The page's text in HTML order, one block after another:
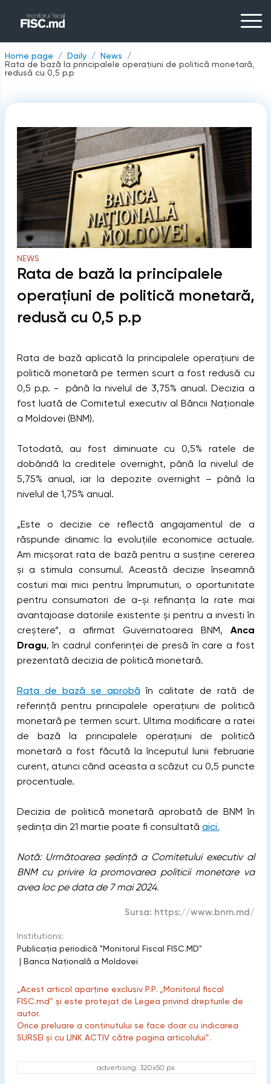
Home page Daily
News
Rata de bază la principalele operațiuni de politică monetară,
redusă cu 0,5 p.p
NEWS
Rata de bază la principalele
operațiuni de politică monetară,
redusă cu 0,5 p.p
Rata de bază aplicată la principalele operațiuni de
politică monetară pe termen scurt a fost redusă cu
0,5 p.p. - până la nivelul de 3,75% anual. Decizia a
fost luată de Comitetul executiv al Băncii Naționale
a Moldovei (BNM).
Totodată, au fost diminuate cu 0,5% ratele de
dobândă la creditele overnight, până la nivelul de
5,75% anual, iar la depozite overnight – până la
nivelul de 1,75% anual.
„Este o decizie ce reflectă angajamentul de a
răspunde dinamic la evoluțiile economice actuale.
Am micșorat rata de bază pentru a susține cererea
și a stimula consumul. Această decizie înseamnă
costuri mai mici pentru împrumuturi, o oportunitate
pentru consumatori de a-și refinanța la rate mai
avantajoase datoriile existente și pentru a investi în
creștere”, a afirmat Guvernatoarea BNM, Anca
Dragu, în cadrul conferinței de presă în care a fost
prezentată decizia de politică monetară.
Rata de bază se aprobăîn calitate de rată de
referinţă pentru principalele operaţiuni de politică
monetară pe termen scurt. Ultima modificare a ratei
de bază la principalele operațiuni de politică
monetară a fost făcută la începutul lunii februarie
curent, atunci când aceasta a scăzut cu 0,5 puncte
procentuale.
Decizia de politică monetară aprobată de BNM în
ședința din 21 martie poate fi consultată aici.
Notă: Următoarea ședință a Comitetului executiv al
BNM cu privire la promovarea politicii monetare va
avea loc pe data de 7 mai 2024.
Sursa: https://www.bnm.md/
Institutions:
Publicaţia periodică "Monitorul Fiscal FISC.MD"
| Banca Naţională a Moldovei
„Acest articol aparține exclusiv P.P. „Monitorul fiscal
FISC.md” și este protejat de Legea privind drepturile de
autor.
Orice preluare a conținutului se face doar cu indicarea
SURSEI și cu LINK ACTIV către pagina articolului”.
advertising: 320x50 px